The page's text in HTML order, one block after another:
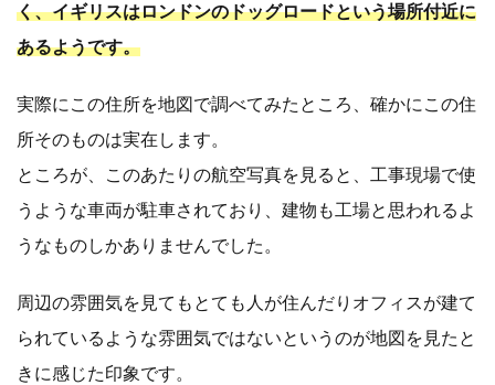
く、イギリスはロンドンのドッグロードという場所付近に
あるようです。
実際にこの住所を地図で調べてみたところ、確かにこの住
所そのものは実在します。
ところが、このあたりの航空写真を見ると、工事現場で使
うような車両が駐車されており、建物も工場と思われるよ
うなものしかありませんでした。
周辺の雰囲気を見てもとても人が住んだりオフィスが建て
られているような雰囲気ではないというのが地図を見たと
きに感じた印象です。